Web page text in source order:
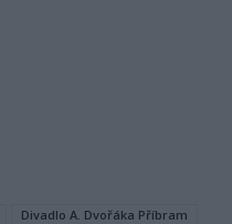
Divadlo A. Dvořáka Příbram